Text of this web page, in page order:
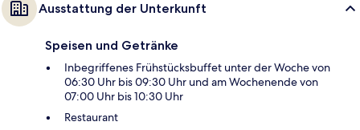
Ausstattung der Unterkunft
Speisen und Getränke
Inbegriffenes Frühstücksbuffet unter der Woche von
06:30 Uhr bis 09:30 Uhr und am Wochenende von
07:00 Uhr bis 10:30 Uhr
Restaurant